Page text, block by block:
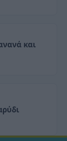
και